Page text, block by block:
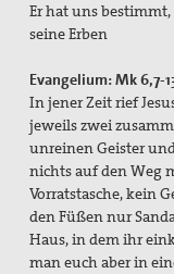
Er hat uns
seine Erben
Evangelium: Mk 6,7-
In jener Zeit rief
jeweils zwei
unreinen Geister
nichts auf den Weg
Vorratstasche, kein
den Füßen nur
Haus, in dem ihr
man euch aber in